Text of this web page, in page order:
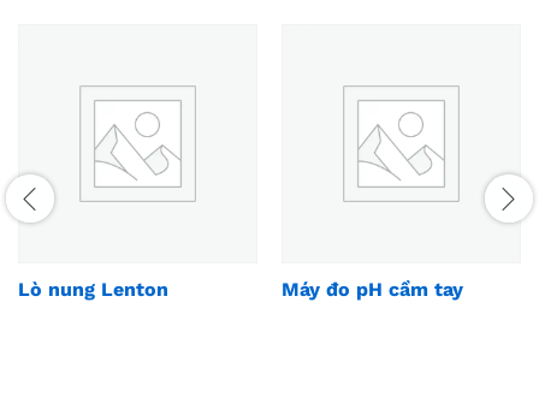
Lò nung Lenton Máy đo pH cầm tay